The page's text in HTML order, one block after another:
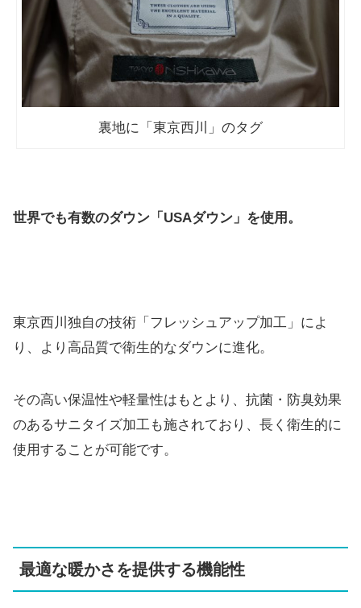
裏地に「東京西川」のタグ
世界でも有数のダウン「USAダウン」を使用。
東京西川独自の技術「フレッシュアップ加工」によ
り、より高品質で衛生的なダウンに進化。
その高い保温性や軽量性はもとより、抗菌・防臭効果
のあるサニタイズ加工も施されており、長く衛生的に
使用することが可能です。
最適な暖かさを提供する機能性